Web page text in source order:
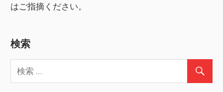
はご指摘ください。
検索